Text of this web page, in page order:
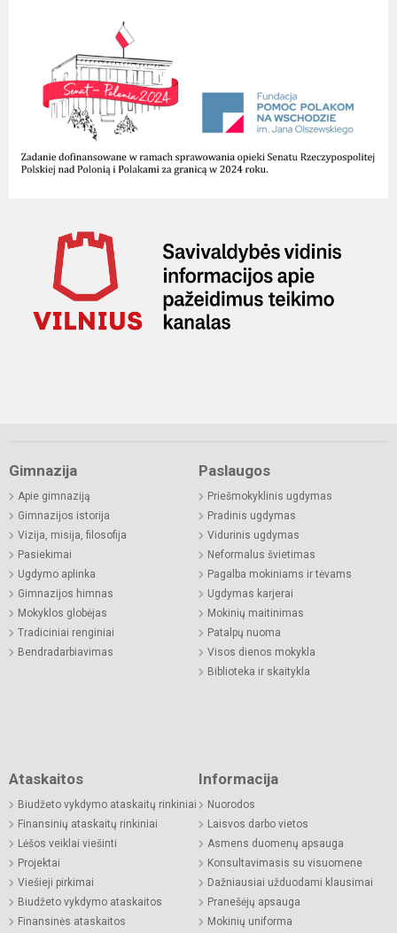
Gimnazija
Apie gimnaziją
Gimnazijos istorija
Vizija, misija, filosofija
Pasiekimai
Ugdymo aplinka
Gimnazijos himnas
Mokyklos globėjas
Tradiciniai renginiai
Bendradarbiavimas
Paslaugos
Priešmokyklinis ugdymas
Pradinis ugdymas
Vidurinis ugdymas
Neformalus švietimas
Pagalba mokiniams ir tėvams
Ugdymas karjerai
Mokinių maitinimas
Patalpų nuoma
Visos dienos mokykla
Biblioteka ir skaitykla
Ataskaitos
Biudžeto vykdymo ataskaitų rinkiniai
Finansinių ataskaitų rinkiniai
Lėšos veiklai viešinti
Projektai
Viešieji pirkimai
Biudžeto vykdymo ataskaitos
Finansinės ataskaitos
Informacija
Nuorodos
Laisvos darbo vietos
Asmens duomenų apsauga
Konsultavimasis su visuomene
Dažniausiai užduodami klausimai
Pranešėjų apsauga
Mokinių uniforma